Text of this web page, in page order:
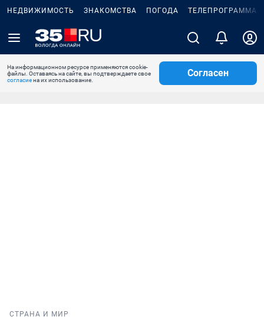
НЕДВИЖИМОСТЬ ЗНАКОМСТВА ПОГОДА ТЕЛЕПРОГРАММА
На информационном ресурсе применяются cookie-
файлы. Оставаясь на сайте, вы подтверждаете свое
согласиена их использование.
Согласен
СТРАНА И МИР